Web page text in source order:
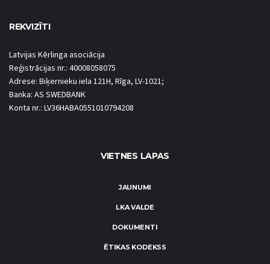
REKVIZĪTI
Latvijas Kērlinga asociācija
Reģistrācijas nr.: 40008058075
Adrese: Biķernieku iela 121H, Rīga, LV-1021;
Banka: AS SWEDBANK
Konta nr.: LV36HABA0551010794208
VIETNES LAPAS
JAUNUMI
LKA VALDE
DOKUMENTI
ĒTIKAS KODEKSS